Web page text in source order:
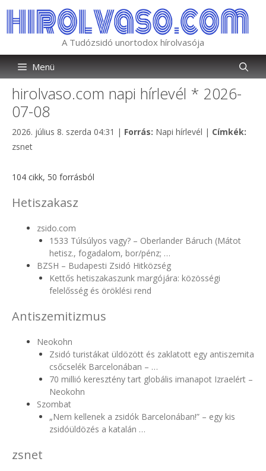
tartalomba
A Tudózsidó unortodox hírolvasója
Menü
hirolvaso.com napi hírlevél * 2026-
07-08
2026. július 8. szerda 04:31 | Forrás: Kategória
Napi hírlevél | Címkék:
zsnet
104 cikk, 50 forrásból
Hetiszakasz
zsido.com
1533 Túlsúlyos vagy? – Oberlander Báruch (Mátot
hetisz., fogadalom, bor/pénz; …
BZSH – Budapesti Zsidó Hitközség
Kettős hetiszakaszunk margójára: közösségi
felelősség és öröklési rend
Antiszemitizmus
Neokohn
Zsidó turistákat üldözött és zaklatott egy antiszemita
csőcselék Barcelonában – …
70 millió keresztény tart globális imanapot Izraelért –
Neokohn
Szombat
„Nem kellenek a zsidók Barcelonában!” – egy kis
zsidóüldözés a katalán …
zsnet